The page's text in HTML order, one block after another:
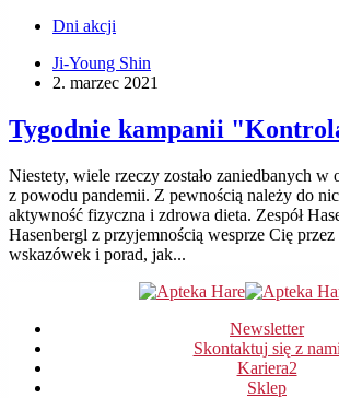
Dni akcji
Ji-Young Shin
2. marzec 2021
Tygodnie kampanii
Niestety, wiele rzeczy zostało zaniedbanych w
z powodu pandemii. Z pewnością należy do
aktywność fizyczna i zdrowa dieta. Zespół
Hasenbergl z przyjemnością wesprze Cię
wskazówek i porad, jak...
Newsletter
Skontaktuj się z nami
Kariera2
Sklep